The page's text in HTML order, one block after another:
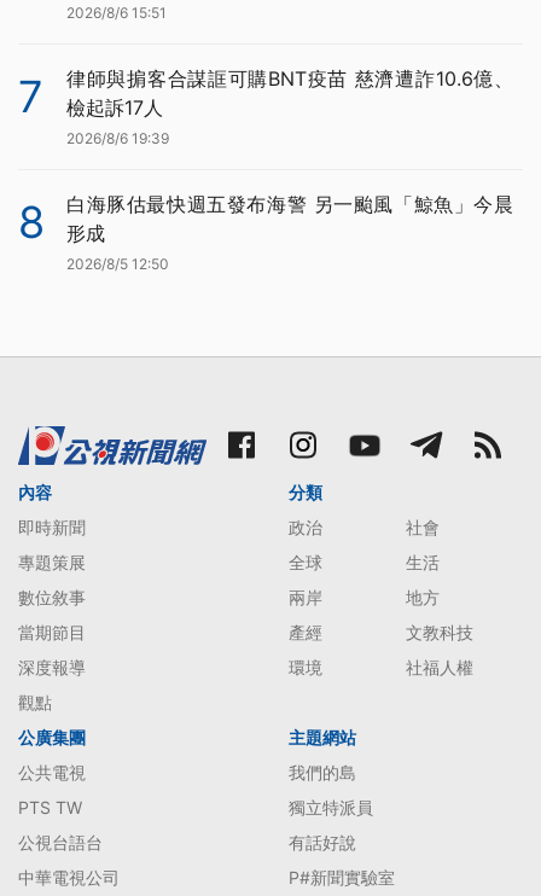
2026/8/6 15:51
7
律師與掮客合謀誆可購BNT疫苗 慈濟遭詐10.6億、
檢起訴17人
2026/8/6 19:39
8
白海豚估最快週五發布海警 另一颱風「鯨魚」今晨
形成
2026/8/5 12:50
內容
即時新聞
專題策展
數位敘事
當期節目
深度報導
觀點
分類
政治
社會
全球
生活
兩岸
地方
產經
文教科技
環境
社福人權
公廣集團
公共電視
PTS TW
公視台語台
中華電視公司
主題網站
我們的島
獨立特派員
有話好說
P#新聞實驗室